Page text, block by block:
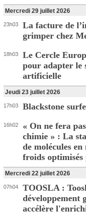
Mercredi 29 juillet 2026
23h03
La facture de
grimper chez
18h03
Le Cercle
pour adapter le
artificielle
Jeudi 23 juillet 2026
17h03 Blackstone
16h02
« On ne fera
chimie » : La
de molécules
froids
Mercredi 22 juillet 2026
07h04
TOOSLA :
développement
accélère